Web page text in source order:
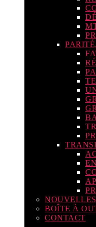
NOUVELLES
BOÎTE À
CONTACT